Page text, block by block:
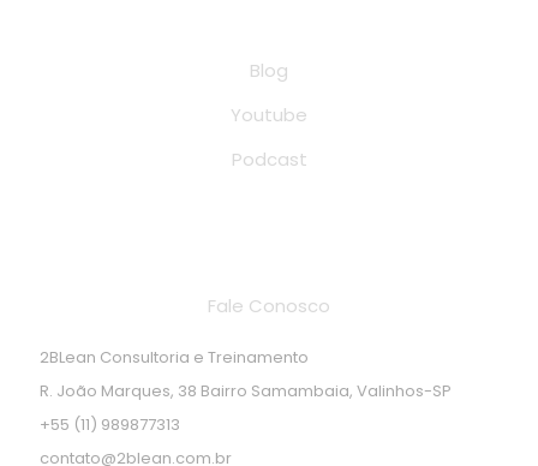
Blog
Youtube
Podcast
Fale Conosco
2BLean Consultoria e Treinamento
R. João Marques, 38 Bairro Samambaia, Valinhos-SP
+55 (11) 989877313
contato@2blean.com.br